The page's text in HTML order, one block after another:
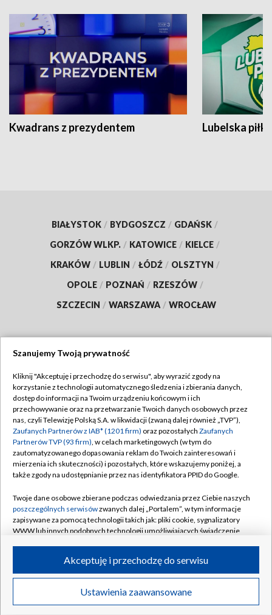
Kwadrans z prezydentem Lubelska piłka
BIAŁYSTOK / BYDGOSZCZ / GDAŃSK /
GORZÓW WLKP. / KATOWICE / KIELCE /
KRAKÓW / LUBLIN / ŁÓDŹ / OLSZTYN /
OPOLE / POZNAŃ / RZESZÓW /
SZCZECIN / WARSZAWA / WROCŁAW
TVP
Abonament TVP
Emisja w TVP
Centrum informacji TVP
Naziemna Telewizja Cyfrowa
Rada Programowa
System NOS
Informacje o nadawcy
Program dla prasy
Ogłoszenie przetargowe
Regulamin TVP
Polityka prywatności
Moje zgody
Pomoc
Kontakt
Kanały
©2026 Telewizja Polska S.A. w likwidacji
Szanujemy Twoją prywatność
Kliknij "Akceptuję i przechodzę do serwisu", aby wyrazić zgody na
korzystanie z technologii automatycznego śledzenia i zbierania danych,
dostęp do informacji na Twoim urządzeniu końcowym i ich
przechowywanie oraz na przetwarzanie Twoich danych osobowych przez
nas, czyli Telewizję Polską S.A. w likwidacji (zwaną dalej również „TVP”),
Zaufanych Partnerów z IAB* (1201 firm) oraz pozostałych Zaufanych
Partnerów TVP (93 firm), w celach marketingowych (w tym do
zautomatyzowanego dopasowania reklam do Twoich zainteresowań i
mierzenia ich skuteczności) i pozostałych, które wskazujemy poniżej, a
także zgody na udostępnianie przez nas identyfikatora PPID do Google.
Twoje dane osobowe zbierane podczas odwiedzania przez Ciebie naszych
poszczególnych serwisówzwanych dalej „Portalem”, w tym informacje
zapisywane za pomocą technologii takich jak: pliki cookie, sygnalizatory
WWW lub innych podobnych technologii umożliwiających świadczenie
ruchu w Internecie.
Twoje dane osobowe zbierane podczas odwiedzania przez Ciebie
poszczególnych serwisówna Portalu, takie jak adresy IP, identyfikatory
Ustawienia zaawansowane
Akceptuję i przechodzę do serwisu